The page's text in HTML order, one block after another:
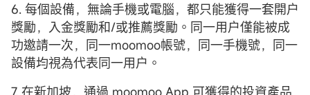
6. 每個設備，無論手機或電腦，都只能獲得一套開户
獎勵，入金獎勵和/或推薦獎勵。同一用户僅能被成
功邀請一次，同一moomoo帳號，同一手機號，同一
設備均視為代表同一用户。
7. 在新加坡，通過 moomoo App 可獲得的投資產品